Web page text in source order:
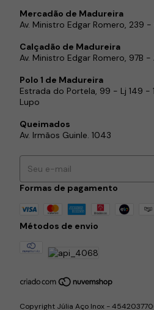
Mercadão de Madureira
Av. Ministro Edgar Romero, 239 -
Calçadão de Madureira
Av. Ministro Edgar Romero, 97B
Polo 1 de Madureira
Estrada do Portela, 99 - Lj 149 -
Lupo
Queimados
Av. Irmãos Guinle. 1043
Formas de pagamento
Métodos de envio
Copyright Júlia Aço Inox -